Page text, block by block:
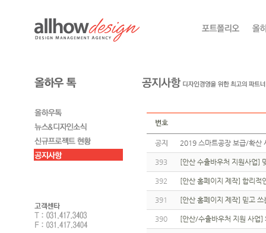
번호
공지 2019 스마트공장 보급/확
393 [안산 수출바우처 지원사업]
392 [안산 홈페이지 제작] 합리적
391 [안산 홈페이지 제작] 믿고
390 [안산/수출바우처 지원 사업]